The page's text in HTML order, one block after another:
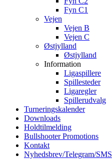
Fyn C1
Vejen
Vejen B
Vejen C
Østjylland
Østjylland
Information
Ligaspillere
Spillesteder
Ligaregler
Spillerudvalg
Turneringskalender
Downloads
Holdtilmelding
Bullshooter Promotions
Kontakt
Nyhedsbrev/Telegram/SMS